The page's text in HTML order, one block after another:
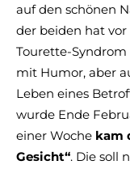
auf den schönen
der beiden hat
Tourette-
mit Humor, aber
Leben eines
wurde Ende
einer Woche kam
Gesicht“. Die soll